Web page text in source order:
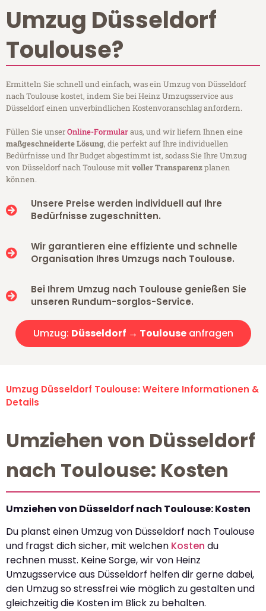
Umzug Düsseldorf
Toulouse?
Ermitteln Sie schnell und einfach, was ein Umzug von Düsseldorf
nach Toulouse kostet, indem Sie bei Heinz Umzugsservice aus
Düsseldorf einen unverbindlichen Kostenvoranschlag anfordern.
Füllen Sie unserOnline-Formularaus, und wir liefern Ihnen eine
maßgeschneiderte Lösung, die perfekt auf Ihre individuellen
Bedürfnisse und Ihr Budget abgestimmt ist, sodass Sie Ihre Umzug
von Düsseldorf nach Toulouse mitvoller Transparenzplanen
können.
Unsere Preise werden individuell auf Ihre
Bedürfnisse zugeschnitten.
Wir garantieren eine effiziente und schnelle
Organisation Ihres Umzugs nach Toulouse.
Bei Ihrem Umzug nach Toulouse genießen Sie
unseren Rundum-sorglos-Service.
Umzug: Düsseldorf → Toulouseanfragen
Umzug Düsseldorf Toulouse: Weitere Informationen &
Details
Umziehen von Düsseldorf
nach Toulouse: Kosten
Umziehen von Düsseldorf nach Toulouse: Kosten
Du planst einen Umzug von Düsseldorf nach Toulouse
und fragst dich sicher, mit welchen Kosten du
rechnen musst. Keine Sorge, wir von Heinz
Umzugsservice aus Düsseldorf helfen dir gerne dabei,
den Umzug so stressfrei wie möglich zu gestalten und
gleichzeitig die Kosten im Blick zu behalten.